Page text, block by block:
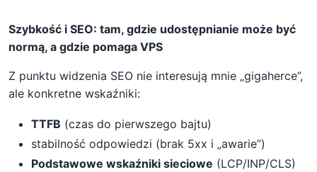
Szybkość i SEO: tam, gdzie udostępnianie może być
normą, a gdzie pomaga VPS
Z punktu widzenia SEO nie interesują mnie „gigaherce”,
ale konkretne wskaźniki:
TTFB (czas do pierwszego bajtu)
stabilność odpowiedzi (brak 5xx i „awarie”)
Podstawowe wskaźniki sieciowe (LCP/INP/CLS)